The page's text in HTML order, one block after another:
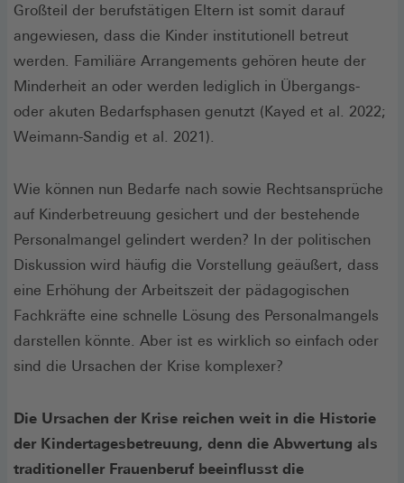
Großteil der berufstätigen Eltern ist somit darauf
angewiesen, dass die Kinder institutionell betreut
werden. Familiäre Arrangements gehören heute der
Minderheit an oder werden lediglich in Übergangs-
oder akuten Bedarfsphasen genutzt (Kayed et al. 2022;
Weimann-Sandig et al. 2021).
Wie können nun Bedarfe nach sowie Rechtsansprüche
auf Kinderbetreuung gesichert und der bestehende
Personalmangel gelindert werden? In der politischen
Diskussion wird häufig die Vorstellung geäußert, dass
eine Erhöhung der Arbeitszeit der pädagogischen
Fachkräfte eine schnelle Lösung des Personalmangels
darstellen könnte. Aber ist es wirklich so einfach oder
sind die Ursachen der Krise komplexer?
Die Ursachen der Krise reichen weit in die Historie
der Kindertagesbetreuung, denn die Abwertung als
traditioneller Frauenberuf beeinflusst die